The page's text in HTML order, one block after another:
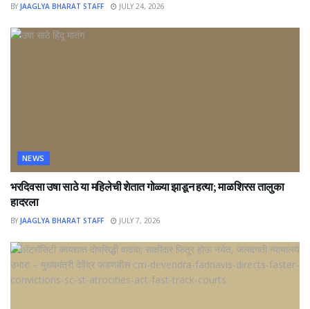
BY JAAGLYA BHARAT STAFF JULY 24, 2026
NEWS
भरदिवसा उषा साठे या महिलेची शेतात गोळ्या झाडून हत्या; माळशिरस तालुका
हादरला
BY JAAGLYA BHARAT STAFF JULY 7, 2026